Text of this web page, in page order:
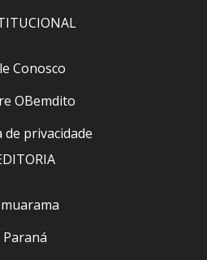
Conosco
OBemdito
de privacidade
Paraná